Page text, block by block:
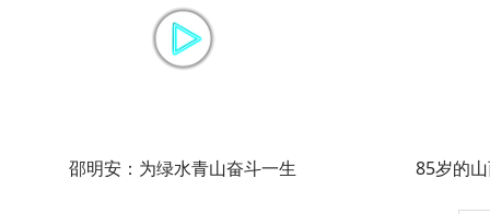
邵明安：为绿水青山奋斗一生 85岁的